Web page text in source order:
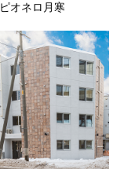
ピオネロ月寒